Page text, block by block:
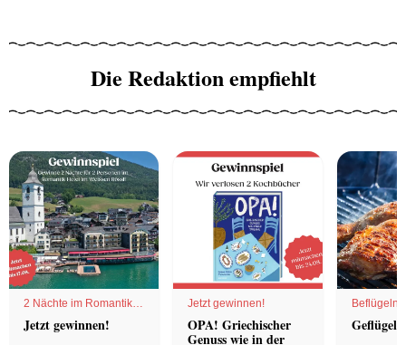
Die Redaktion empfiehlt
2 Nächte im Romantik
Hotel
Jetzt gewinnen!
Jetzt gewinnen!
OPA! Griechischer
Genuss wie in der
Geflügel